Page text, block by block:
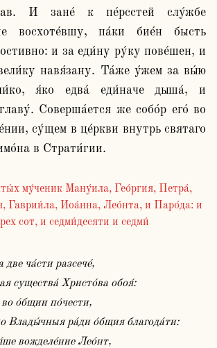
И зане́ к пе́рсстей слу́жбе
восхоте́вшу, па́ки бие́н бысть
и за еди́ну ру́ку пове́шен, и
навя́зану. Та́же у́жем за вы́ю
я́ко едва́ еди́наче дыша́, и
Соверша́ется же собо́р его́ во
су́щем в це́ркви внутрь святаго
му́ченик Ману́ила, Гео́ргия, Петра́,
Гаврии́ла, Иоа́нна, Лео́нта, и Паро́да: и
сот, и седми́десяти и седми́
две ча́сти разсече́,
существа́ Христо́ва обоя́:
во о́бщии по́чести,
Влады́чныя ра́ди о́бщия благода́ти:
вожделе́ние Лео́нт,